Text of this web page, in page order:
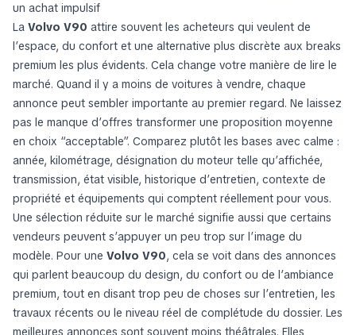
un achat impulsif
La Volvo V90 attire souvent les acheteurs qui veulent de
l’espace, du confort et une alternative plus discrète aux breaks
premium les plus évidents. Cela change votre manière de lire le
marché. Quand il y a moins de voitures à vendre, chaque
annonce peut sembler importante au premier regard. Ne laissez
pas le manque d’offres transformer une proposition moyenne
en choix “acceptable”. Comparez plutôt les bases avec calme :
année, kilométrage, désignation du moteur telle qu’affichée,
transmission, état visible, historique d’entretien, contexte de
propriété et équipements qui comptent réellement pour vous.
Une sélection réduite sur le marché signifie aussi que certains
vendeurs peuvent s’appuyer un peu trop sur l’image du
modèle. Pour une Volvo V90, cela se voit dans des annonces
qui parlent beaucoup du design, du confort ou de l’ambiance
premium, tout en disant trop peu de choses sur l’entretien, les
travaux récents ou le niveau réel de complétude du dossier. Les
meilleures annonces sont souvent moins théâtrales. Elles